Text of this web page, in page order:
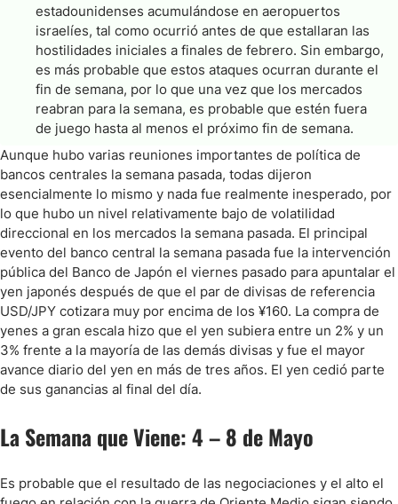
estadounidenses acumulándose en aeropuertos
israelíes, tal como ocurrió antes de que estallaran las
hostilidades iniciales a finales de febrero. Sin embargo,
es más probable que estos ataques ocurran durante el
fin de semana, por lo que una vez que los mercados
reabran para la semana, es probable que estén fuera
de juego hasta al menos el próximo fin de semana.
Aunque hubo varias reuniones importantes de política de
bancos centrales la semana pasada, todas dijeron
esencialmente lo mismo y nada fue realmente inesperado, por
lo que hubo un nivel relativamente bajo de volatilidad
direccional en los mercados la semana pasada. El principal
evento del banco central la semana pasada fue la intervención
pública del Banco de Japón el viernes pasado para apuntalar el
yen japonés después de que el par de divisas de referencia
USD/JPY cotizara muy por encima de los ¥160. La compra de
yenes a gran escala hizo que el yen subiera entre un 2% y un
3% frente a la mayoría de las demás divisas y fue el mayor
avance diario del yen en más de tres años. El yen cedió parte
de sus ganancias al final del día.
La Semana que Viene: 4 – 8 de Mayo
Es probable que el resultado de las negociaciones y el alto el